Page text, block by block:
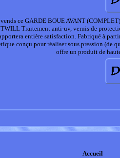
ce GARDE BOUE AVANT
Traitement anti-uv, vernis de
entière satisfaction. Fabriqué à
conçu pour réaliser sous pression (de
offre un produit de
Accueil